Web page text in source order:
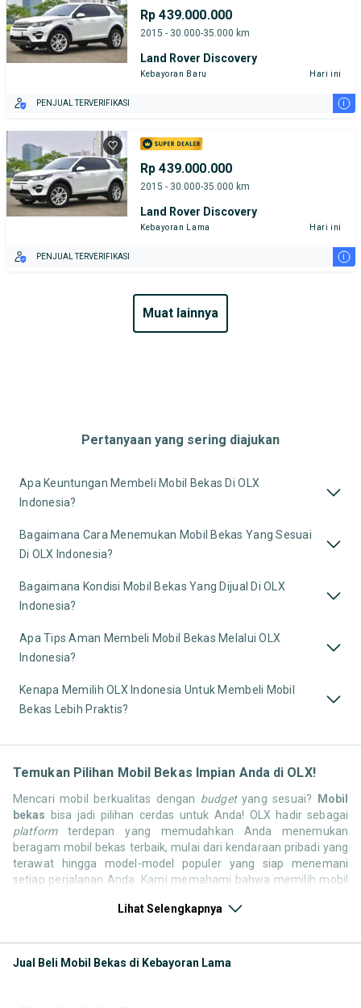
Rp 439.000.000
2015 - 30.000-35.000 km
Land Rover Discovery
Kebayoran Baru Hari ini
PENJUAL TERVERIFIKASI i
Rp 439.000.000
2015 - 30.000-35.000 km
Land Rover Discovery
Kebayoran Lama Hari ini
PENJUAL TERVERIFIKASI i
muat lainnya
Pertanyaan yang sering diajukan
Apa Keuntungan Membeli Mobil Bekas Di OLX
Indonesia?
Bagaimana Cara Menemukan Mobil Bekas Yang Sesuai
Di OLX Indonesia?
Bagaimana Kondisi Mobil Bekas Yang Dijual Di OLX
Indonesia?
Apa Tips Aman Membeli Mobil Bekas Melalui OLX
Indonesia?
Kenapa Memilih OLX Indonesia Untuk Membeli Mobil
Bekas Lebih Praktis?
Temukan Pilihan Mobil Bekas Impian Anda di OLX!
Mencari mobil berkualitas dengan budgetyang sesuai? Mobil
bekas bisa jadi pilihan cerdas untuk Anda! OLX hadir sebagai
platformterdepan yang memudahkan Anda menemukan
beragam mobil bekas terbaik, mulai dari kendaraan pribadi yang
terawat hingga model-model populer yang siap menemani
setiap perjalanan Anda. Kami memahami bahwa memilih mobil
ribuan daftar dari penjual terpercaya di seluruh Indonesia.
dengan gaya hidup, kebutuhan, danbudgetAnda!
Memilih mobil bekas yang tepat tentu bukan perkara mudah.
Lihat Selengkapnya
Jual Beli Mobil Bekas di Kebayoran Lama